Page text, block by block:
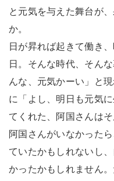
と元気を与えた舞台が
か。
日が昇れば起きて働き
日。そんな時代、そん
んな、元気かーい」と
に「よし、明日も元気
てくれた、阿国さんはそ
阿国さんがいなかった
ていたかもしれないし
かったかもしれません